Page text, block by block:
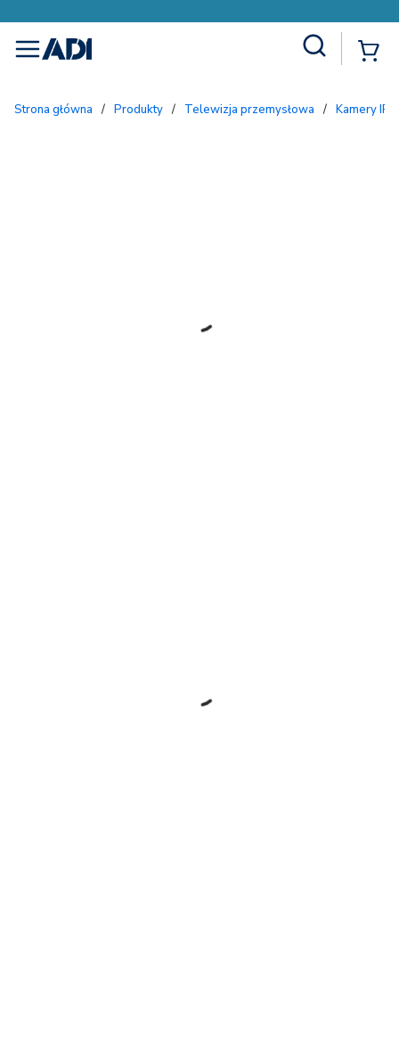
menu
Strona główna / Produkty / Telewizja przemysłowa / Kamery IP